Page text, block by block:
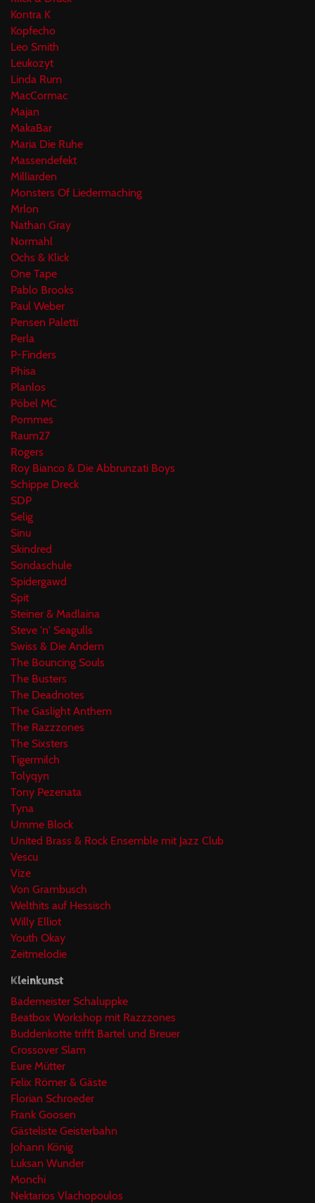
Kontra K
Kopfecho
Leo Smith
Leukozyt
Linda Rum
MacCormac
Majan
MakaBar
Maria Die Ruhe
Massendefekt
Milliarden
Monsters Of Liedermaching
Mrlon
Nathan Gray
Normahl
Ochs & Klick
One Tape
Pablo Brooks
Paul Weber
Pensen Paletti
Perla
P-Finders
Phisa
Planlos
Pöbel MC
Pommes
Raum27
Rogers
Roy Bianco & Die Abbrunzati Boys
Schippe Dreck
SDP
Selig
Sinu
Skindred
Sondaschule
Spidergawd
Spit
Steiner & Madlaina
Steve 'n' Seagulls
Swiss & Die Andern
The Bouncing Souls
The Busters
The Deadnotes
The Gaslight Anthem
The Razzzones
The Sixsters
Tigermilch
Tolyqyn
Tony Pezenata
Tyna
Umme Block
United Brass & Rock Ensemble mit Jazz Club
Vescu
Vize
Von Grambusch
Welthits auf Hessisch
Willy Elliot
Youth Okay
Zeitmelodie
Kleinkunst
Bademeister Schaluppke
Beatbox Workshop mit Razzzones
Buddenkotte trifft Bartel und Breuer
Crossover Slam
Eure Mütter
Felix Römer & Gäste
Florian Schroeder
Frank Goosen
Gästeliste Geisterbahn
Johann König
Luksan Wunder
Monchi
Nektarios Vlachopoulos